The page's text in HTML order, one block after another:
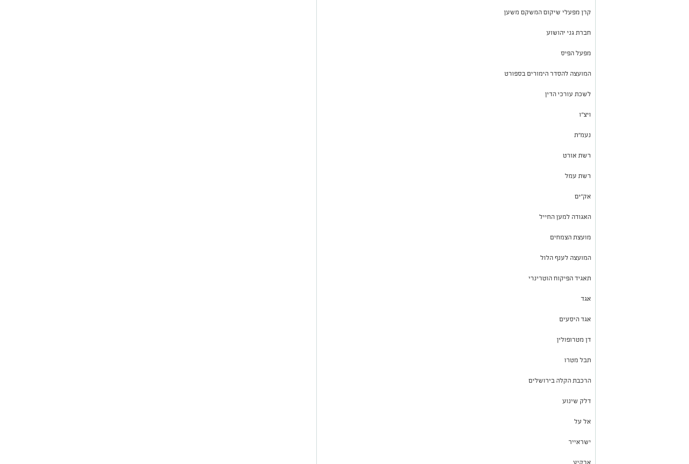
קרן מפעלי שיקום המשקם משען
חברת גני יהושוע
מפעל הפיס
המועצה להסדר הימורים בספורט
לשכת עורכי הדין
ויצ"ו
נעמ"ת
רשת אורט
רשת עמל
אק"ים
האגודה למען החייל
מועצת הצמחים
המועצה לענף הלול
תאגיד הפיקוח הוטרינרי
אגד
אגד היסעים
דן מטרופולין
תבל מטרו
הרכבת הקלה בירושלים
דלק שינוע
אל על
ישראייר
ארקיע